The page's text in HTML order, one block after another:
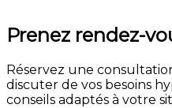
Prenez rendez-
Réservez une
discuter de vos besoins
conseils adaptés à votre